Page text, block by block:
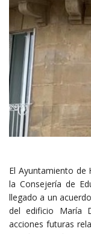
El Ayuntamiento de
la Consejería de
llegado a un
del edificio María
acciones futuras